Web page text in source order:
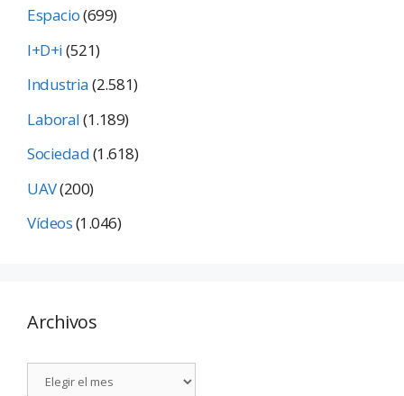
Espacio(699)
I+D+i(521)
Industria(2.581)
Laboral(1.189)
Sociedad(1.618)
UAV(200)
Vídeos(1.046)
Archivos